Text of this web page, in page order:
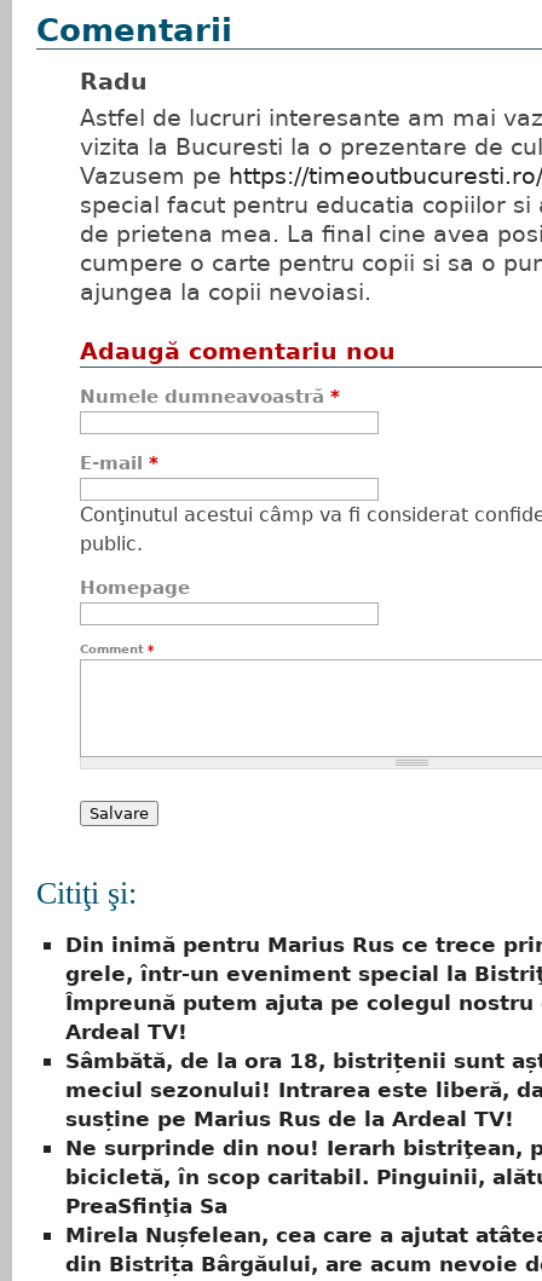
Comentarii
Radu
Astfel de lucruri interesante am mai
vizita la Bucuresti la o prezentare de
Vazusem pe https://timeoutbucuresti.ro/
special facut pentru educatia copiilor
de prietena mea. La final cine avea
cumpere o carte pentru copii si sa o
ajungea la copii nevoiasi.
Adaugă comentariu nou
Numele dumneavoastră *
E-mail *
Conţinutul acestui câmp va fi considerat
public.
Homepage
Comment *
Citiţi şi:
Din inimă pentru Marius Rus ce trece
grele, într-un eveniment special la
Împreună putem ajuta pe colegul nostru
Ardeal TV!
Sâmbătă, de la ora 18, bistrițenii sunt
meciul sezonului! Intrarea este liberă,
susține pe Marius Rus de la Ardeal TV!
Ne surprinde din nou! Ierarh bistriţean,
bicicletă, în scop caritabil. Pinguinii,
PreaSfinţia Sa
Mirela Nușfelean, cea care a ajutat
din Bistrița Bârgăului, are acum nevoie